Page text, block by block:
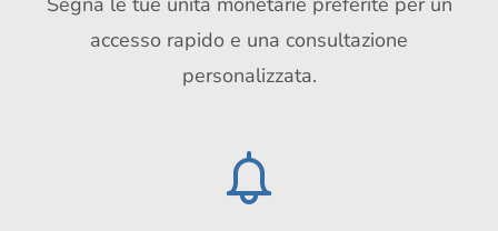
accesso rapido e una consultazione
personalizzata.